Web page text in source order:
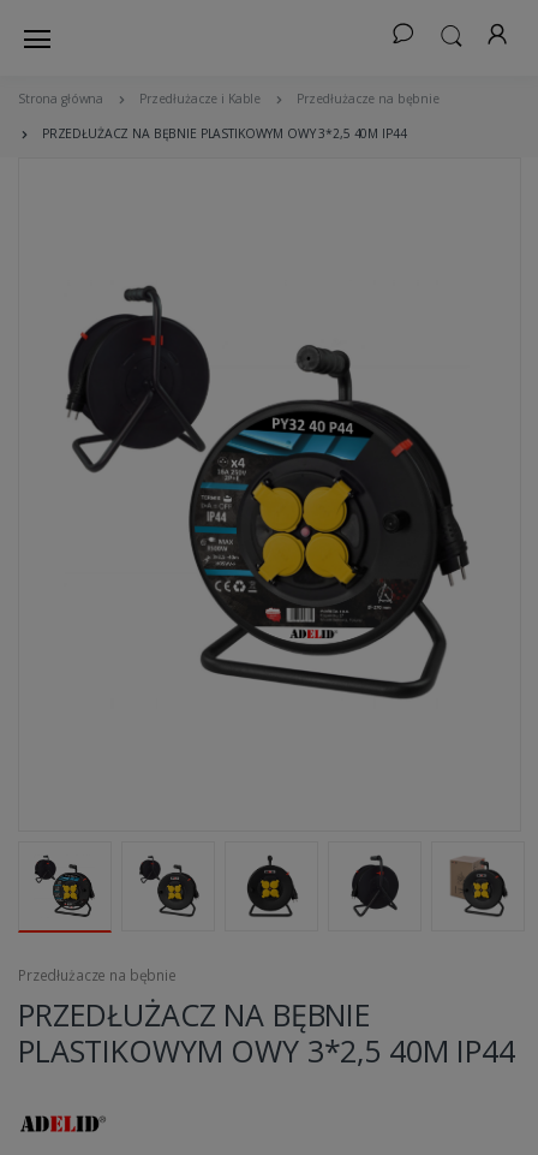
Strona główna Przedłużacze i Kable Przedłużacze na bębnie
PRZEDŁUŻACZ NA BĘBNIE PLASTIKOWYM OWY 3*2,5 40M IP44
Przedłużacze na bębnie
PRZEDŁUŻACZ NA BĘBNIE
PLASTIKOWYM OWY 3*2,5 40M IP44